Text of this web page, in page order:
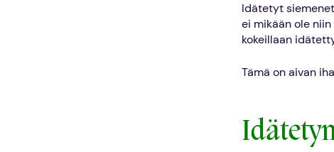
Idätetyt
ei mikään ole
kokeillaan
Tämä on aivan